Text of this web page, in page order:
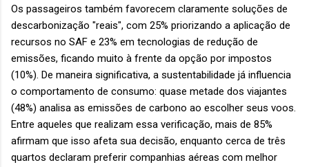
Os passageiros também favorecem claramente soluções de
descarbonização "reais", com 25% priorizando a aplicação de
recursos no SAF e 23% em tecnologias de redução de
emissões, ficando muito à frente da opção por impostos
(10%). De maneira significativa, a sustentabilidade já influencia
o comportamento de consumo: quase metade dos viajantes
(48%) analisa as emissões de carbono ao escolher seus voos.
Entre aqueles que realizam essa verificação, mais de 85%
afirmam que isso afeta sua decisão, enquanto cerca de três
quartos declaram preferir companhias aéreas com melhor